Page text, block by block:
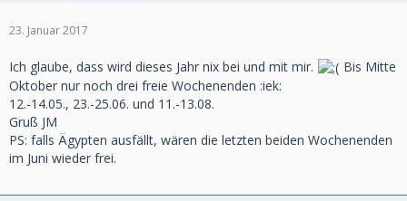
23. Januar 2017
Ich glaube, dass wird dieses Jahr nix bei und mit mir.
Bis Mitte
Oktober nur noch drei freie Wochenenden :iek:
12.-14.05., 23.-25.06. und 11.-13.08.
Gruß JM
PS: falls Ägypten ausfällt, wären die letzten beiden Wochenenden
im Juni wieder frei.